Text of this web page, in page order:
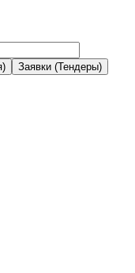
Заявки (Тендеры)